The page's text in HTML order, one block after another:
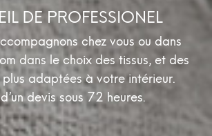
DE PROFESSIONEL
chez vous ou dans
dans le choix des tissus, et des
plus adaptées à votre intérieur.
devis sous 72 heures.